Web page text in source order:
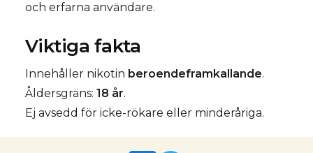
och erfarna användare.
Viktiga fakta
Innehåller nikotin beroendeframkallande.
Åldersgräns: 18 år.
Ej avsedd för icke-rökare eller minderåriga.